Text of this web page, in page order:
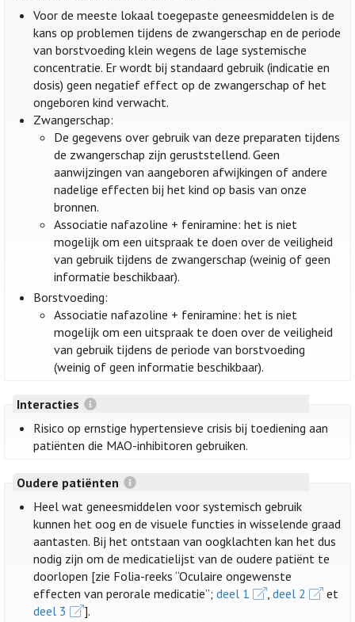
Voor de meeste lokaal toegepaste geneesmiddelen is de
kans op problemen tijdens de zwangerschap en de periode
van borstvoeding klein wegens de lage systemische
concentratie. Er wordt bij standaard gebruik (indicatie en
dosis) geen negatief effect op de zwangerschap of het
ongeboren kind verwacht.
Zwangerschap:
De gegevens over gebruik van deze preparaten tijdens
de zwangerschap zijn geruststellend. Geen
aanwijzingen van aangeboren afwijkingen of andere
nadelige effecten bij het kind op basis van onze
bronnen.
Associatie nafazoline + feniramine: het is niet
mogelijk om een uitspraak te doen over de veiligheid
van gebruik tijdens de zwangerschap (weinig of geen
informatie beschikbaar).
Borstvoeding:
Associatie nafazoline + feniramine: het is niet
mogelijk om een uitspraak te doen over de veiligheid
van gebruik tijdens de periode van borstvoeding
(weinig of geen informatie beschikbaar).
Interacties
Risico op ernstige hypertensieve crisis bij toediening aan
patiënten die MAO-inhibitoren gebruiken.
Oudere patiënten
Heel wat geneesmiddelen voor systemisch gebruik
kunnen het oog en de visuele functies in wisselende graad
aantasten. Bij het ontstaan van oogklachten kan het dus
nodig zijn om de medicatielijst van de oudere patiënt te
doorlopen [zie Folia-reeks “Oculaire ongewenste
effecten van perorale medicatie”;deel 1 ,deel 2
et
deel 3
].